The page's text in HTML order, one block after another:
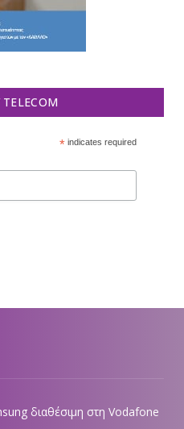
*indicates required
διαθέσιμη στη Vodafone